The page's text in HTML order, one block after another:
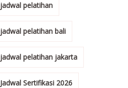
jadwal pelatihan
jadwal pelatihan bali
jadwal pelatihan jakarta
Jadwal Sertifikasi 2026